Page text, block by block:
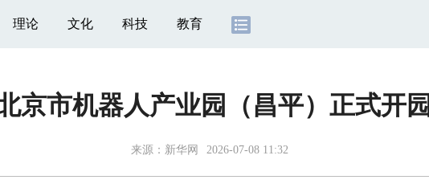
理论 文化 科技 教育
京市机器人产业园（昌平）正式开园
来源： 新华网 2026-07-08 11:32